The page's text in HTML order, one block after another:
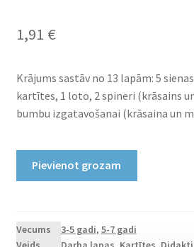
1,91 €
Krājums sastāv no 13 lapām: 5
kartītes, 1 loto, 2 spineri (krāsains
bumbu izgatavošanai (krāsaina un
dzīves
Pievienot grozam
Vecums 3-5 gadi, 5-7 gadi